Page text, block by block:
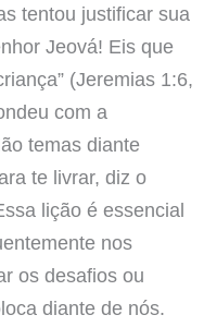
tentou justificar sua
Jeová! Eis que
(Jeremias 1:6,
com a
temas diante
te livrar, diz o
lição é essencial
nos
os desafios ou
diante de nós.